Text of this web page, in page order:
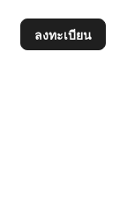
ลงทะเบียน